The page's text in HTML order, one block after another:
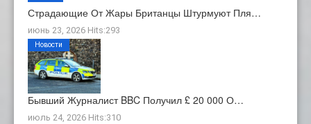
Страдающие От Жары Британцы Штурмуют Пля…
июнь 23, 2026 Hits:293
Бывший Журналист BBC Получил £ 20 000 О…
июль 24, 2026 Hits:310
Новости